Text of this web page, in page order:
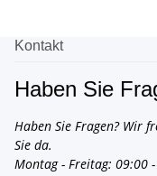
Kontakt
Haben Sie
Haben Sie Fragen? Wir
Sie da.
Montag - Freitag: 09:00